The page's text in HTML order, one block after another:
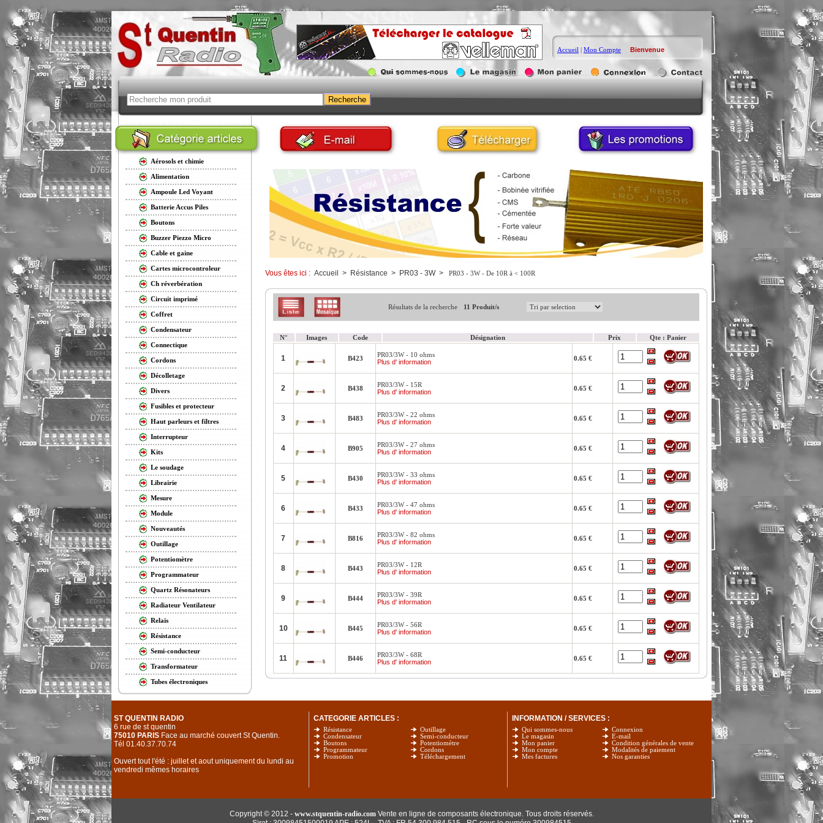
Accueil | Mon Compte Bienvenue
Aérosols et chimie
Alimentation
Ampoule Led Voyant
Batterie Accus Piles
Boutons
Buzzer Piezzo Micro
Cable et gaine
Cartes microcontroleur
Ch réverbération
Circuit imprimé
Coffret
Condensateur
Connectique
Cordons
Décolletage
Divers
Fusibles et protecteur
Haut parleurs et filtres
Interrupteur
Kits
Le soudage
Librairie
Mesure
Module
Nouveautés
Outillage
Potentiomètre
Programmateur
Quartz Résonateurs
Radiateur Ventilateur
Relais
Résistance
Semi-conducteur
Transformateur
Tubes électroniques
Vous êtes ici : Accueil > Résistance > PR03 - 3W> PR03 - 3W - De 10R à < 100R
Résultats de la recherche 11 Produit/s
N° Images Code Désignation Prix Qte : Panier
1 B423
PR03/3W - 10 ohms
Plus d' information
0.65 €
2 B438
PR03/3W - 15R
Plus d' information
0.65 €
3 B483
PR03/3W - 22 ohms
Plus d' information
0.65 €
4 B905
PR03/3W - 27 ohms
Plus d' information
0.65 €
5 B430
PR03/3W - 33 ohms
Plus d' information
0.65 €
6 B433
PR03/3W - 47 ohms
Plus d' information
0.65 €
7 B816
PR03/3W - 82 ohms
Plus d' information
0.65 €
8 B443
PR03/3W - 12R
Plus d' information
0.65 €
9 B444
PR03/3W - 39R
Plus d' information
0.65 €
10 B445
PR03/3W - 56R
Plus d' information
0.65 €
11 B446
PR03/3W - 68R
Plus d' information
0.65 €
ST QUENTIN RADIO
6 rue de st quentin
75010 PARIS Face au marché couvert St Quentin.
Tél 01.40.37.70.74
Ouvert tout l'été : juillet et aout uniquement du lundi au
vendredi mêmes horaires
CATEGORIE ARTICLES :
Résistance
Condensateur
Boutons
Programmateur
Promotion
Outillage
Semi-conducteur
Potentiomètre
Cordons
Téléchargement
INFORMATION / SERVICES :
Qui sommes-nous
Le magasin
Mon panier
Mon compte
Mes factures
Connexion
E-mail
Condition générales de vente
Modalités de paiement
Nos garanties
Copyright © 2012 - www.stquentin-radio.comVente en ligne de composants électronique. Tous droits réservés.